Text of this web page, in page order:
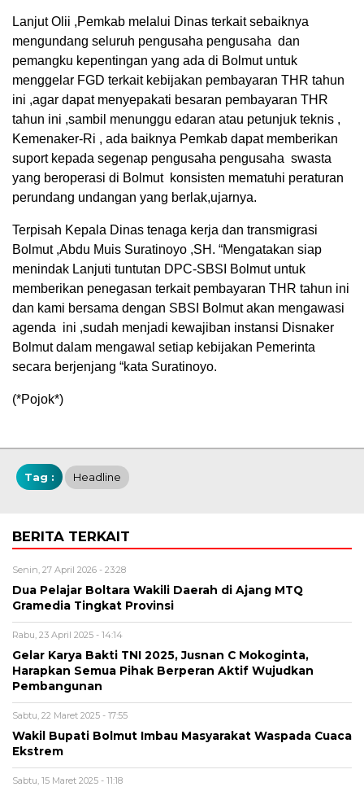
Lanjut Olii ,Pemkab melalui Dinas terkait sebaiknya
mengundang seluruh pengusaha pengusaha dan
pemangku kepentingan yang ada di Bolmut untuk
menggelar FGD terkait kebijakan pembayaran THR tahun
ini ,agar dapat menyepakati besaran pembayaran THR
tahun ini ,sambil menunggu edaran atau petunjuk teknis ,
Kemenaker-Ri , ada baiknya Pemkab dapat memberikan
suport kepada segenap pengusaha pengusaha swasta
yang beroperasi di Bolmut konsisten mematuhi peraturan
perundang undangan yang berlak,ujarnya.
Terpisah Kepala Dinas tenaga kerja dan transmigrasi
Bolmut ,Abdu Muis Suratinoyo ,SH. “Mengatakan siap
menindak Lanjuti tuntutan DPC-SBSI Bolmut untuk
memberikan penegasan terkait pembayaran THR tahun ini
dan kami bersama dengan SBSI Bolmut akan mengawasi
agenda ini ,sudah menjadi kewajiban instansi Disnaker
Bolmut dalam mengawal setiap kebijakan Pemerinta
secara berjenjang “kata Suratinoyo.
(*Pojok*)
Tag : Headline
BERITA TERKAIT
Senin, 27 April 2026 - 23:28
Dua Pelajar Boltara Wakili Daerah di Ajang MTQ
Gramedia Tingkat Provinsi
Rabu, 23 April 2025 - 14:14
Gelar Karya Bakti TNI 2025, Jusnan C Mokoginta,
Harapkan Semua Pihak Berperan Aktif Wujudkan
Pembangunan
Sabtu, 22 Maret 2025 - 17:55
Wakil Bupati Bolmut Imbau Masyarakat Waspada Cuaca
Ekstrem
Sabtu, 15 Maret 2025 - 11:18